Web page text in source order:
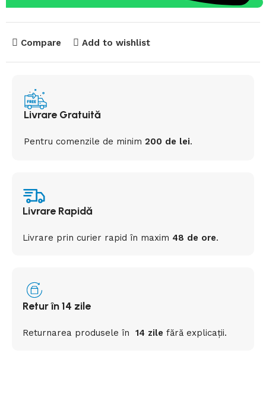
Compare Add to wishlist
Livrare Gratuită
Pentru comenzile de minim200 de lei.
Livrare Rapidă
Livrare prin curier rapidîn maxim 48 de ore.
Retur în 14 zile
Returnarea produseleîn 14 zile fără explicații.